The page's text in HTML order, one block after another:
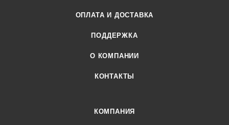
ОПЛАТА И ДОСТАВКА
ПОДДЕРЖКА
О КОМПАНИИ
КОНТАКТЫ
КОМПАНИЯ